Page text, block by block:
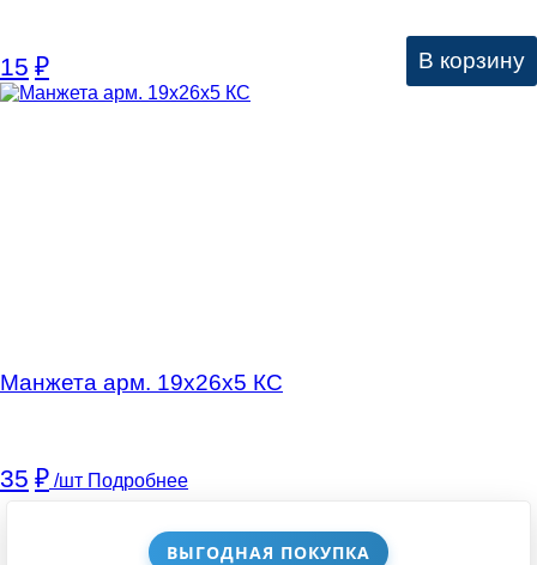
ВЫГОДНАЯ ПОКУПКА
15 ₽ В корзину
Манжета арм. 19х26х5 КC
35 ₽ /шт Подробнее